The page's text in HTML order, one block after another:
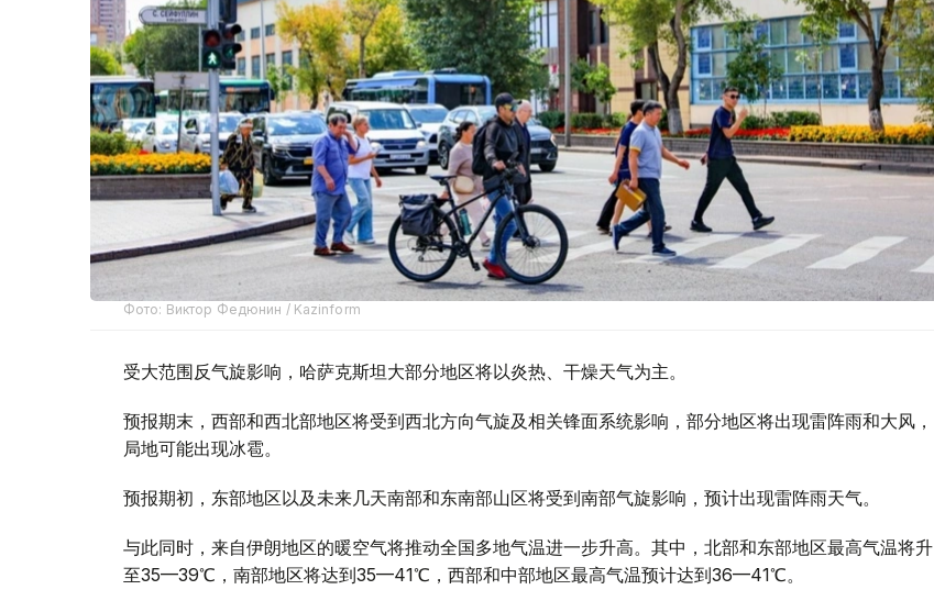
Фото: Виктор Федюнин / Kazinform
受大范围反气旋影响，哈萨克斯坦大部分地区将以炎热、干燥天气为主。
预报期末，西部和西北部地区将受到西北方向气旋及相关锋面系统影响，部分地区将出现雷阵雨和大风，
局地可能出现冰雹。
预报期初，东部地区以及未来几天南部和东南部山区将受到南部气旋影响，预计出现雷阵雨天气。
与此同时，来自伊朗地区的暖空气将推动全国多地气温进一步升高。其中，北部和东部地区最高气温将升
至35—39℃，南部地区将达到35—41℃，西部和中部地区最高气温预计达到36—41℃。